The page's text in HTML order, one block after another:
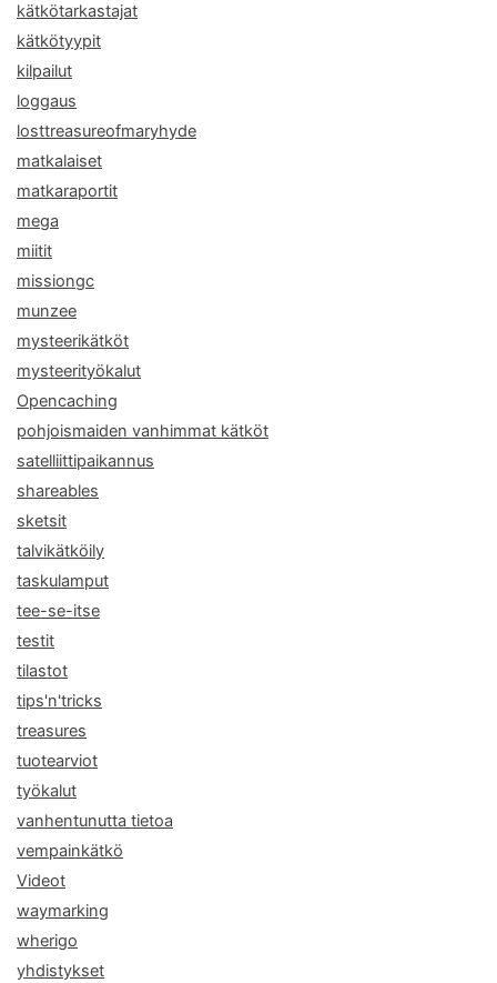
kätkötarkastajat
kätkötyypit
kilpailut
loggaus
losttreasureofmaryhyde
matkalaiset
matkaraportit
mega
miitit
missiongc
munzee
mysteerikätköt
mysteerityökalut
Opencaching
pohjoismaiden vanhimmat kätköt
satelliittipaikannus
shareables
sketsit
talvikätköily
taskulamput
tee-se-itse
testit
tilastot
tips'n'tricks
treasures
tuotearviot
työkalut
vanhentunutta tietoa
vempainkätkö
Videot
waymarking
wherigo
yhdistykset